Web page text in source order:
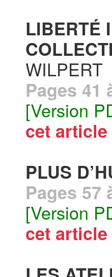
LIBERTÉ
WILPERT
Pages 41
[Version
cet article
PLUS
Pages 57
[Version
cet article